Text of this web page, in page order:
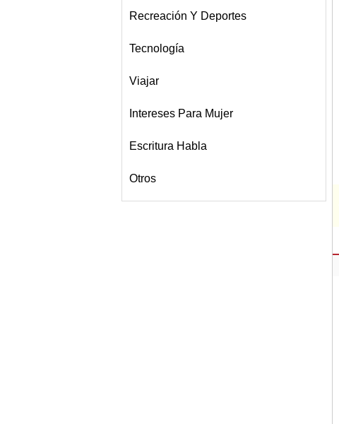
Recreación Y Deportes
Tecnología
Viajar
Intereses Para Mujer
Escritura Habla
Otros